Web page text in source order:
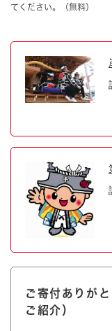
てください。（無料）
ご寄付ありが
ご紹介）